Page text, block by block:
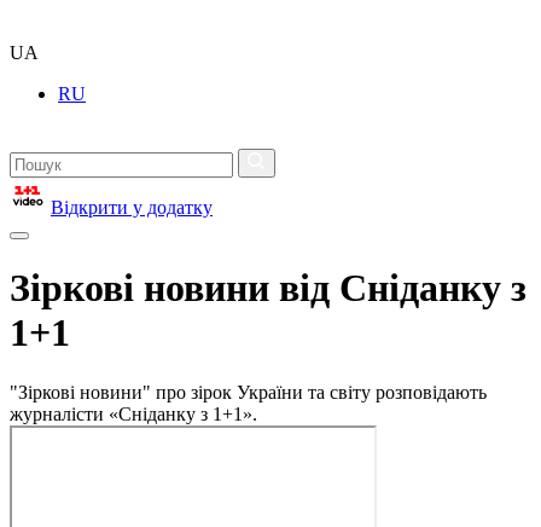
UA
RU
Відкрити у додатку
Зіркові новини від Сніданку з
1+1
"Зіркові новини" про зірок України та світу розповідають
журналісти «Сніданку з 1+1».